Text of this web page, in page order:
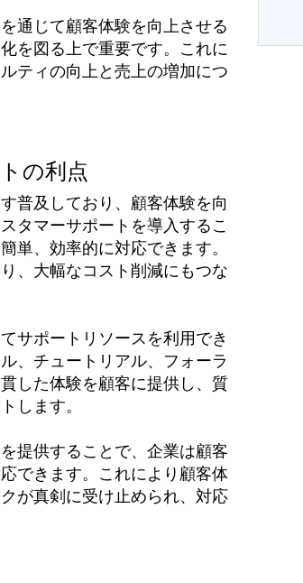
通じて顧客体験を向上させる
を図る上で重要です。これに
ティの向上と売上の増加につ
の利点
普及しており、顧客体験を向
タマーサポートを導入するこ
単、効率的に対応できます。
、大幅なコスト削減にもつな
サポートリソースを利用でき
、チュートリアル、フォーラ
した体験を顧客に提供し、質
します。
提供することで、企業は顧客
できます。これにより顧客体
が真剣に受け止められ、対応